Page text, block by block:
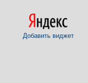
Добавить виджет